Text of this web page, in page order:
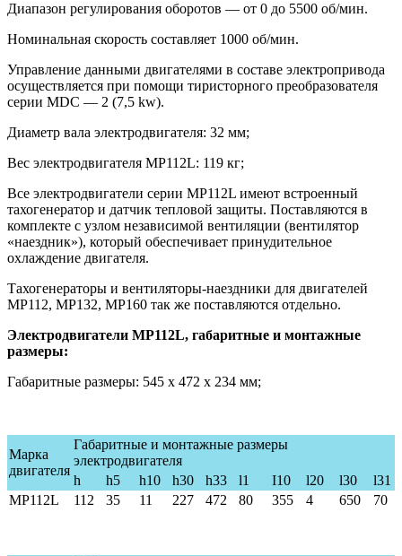
Диапазон регулирования оборотов — от 0 до 5500 об/мин.
Номинальная скорость составляет 1000 об/мин.
Управление данными двигателями в составе электропривода
осуществляется при помощи тиристорного преобразователя
серии MDС — 2 (7,5 kw).
Диаметр вала электродвигателя: 32 мм;
Вес электродвигателя МР112L: 119 кг;
Все электродвигатели серии МР112L имеют встроенный
тахогенератор и датчик тепловой защиты. Поставляются в
комплекте с узлом независимой вентиляции (вентилятор
«наездник»), который обеспечивает принудительное
охлаждение двигателя.
Тахогенераторы и вентиляторы-наездники для двигателей
МР112, МР132, МР160 так же поставляются отдельно.
Электродвигатели МР112L, габаритные и монтажные
размеры:
Габаритные размеры: 545 х 472 х 234 мм;
Марка
двигателя
Габаритные и монтажные размеры
электродвигателя
h
h5 h10 h30 h33 l1 I10 l20 l30
l31
MP112L
112 35 11 227 472 80 355 4 650 70